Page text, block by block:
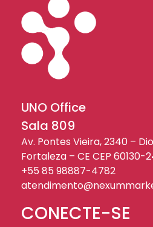
UNO Office
Sala 809
Av. Pontes Vieira, 2340 –
Fortaleza – CE CEP 60130-
+55 85 98887-4782
CONECTE-SE